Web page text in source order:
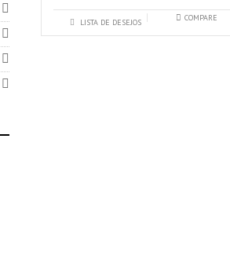
LISTA DE DESEJOS COMPARE